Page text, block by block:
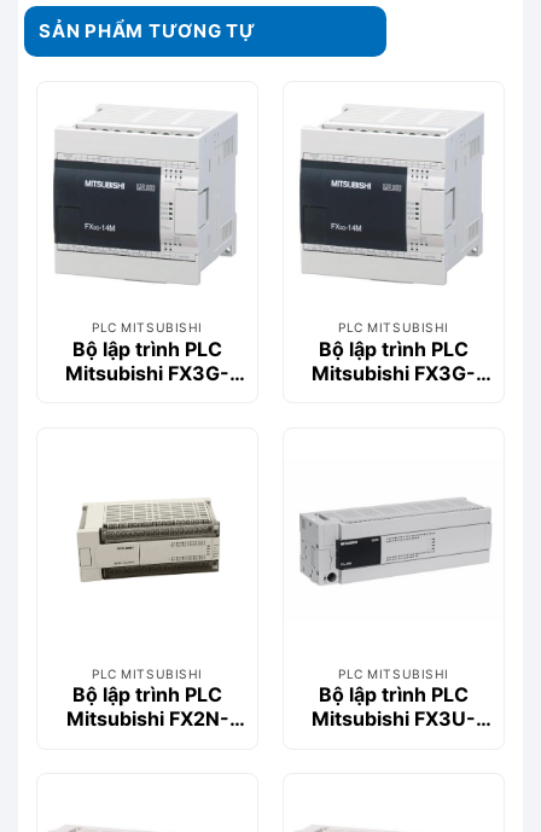
SẢN PHẨM TƯƠNG TỰ
PLC MITSUBISHI
Bộ lập trình PLC
Mitsubishi FX3G-
PLC MITSUBISHI
Bộ lập trình PLC
Mitsubishi FX3G-
PLC MITSUBISHI
Bộ lập trình PLC
Mitsubishi FX2N-
PLC MITSUBISHI
Bộ lập trình PLC
Mitsubishi FX3U-